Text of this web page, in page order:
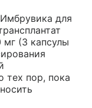
для
мг (3 капсулы
тех пор, пока